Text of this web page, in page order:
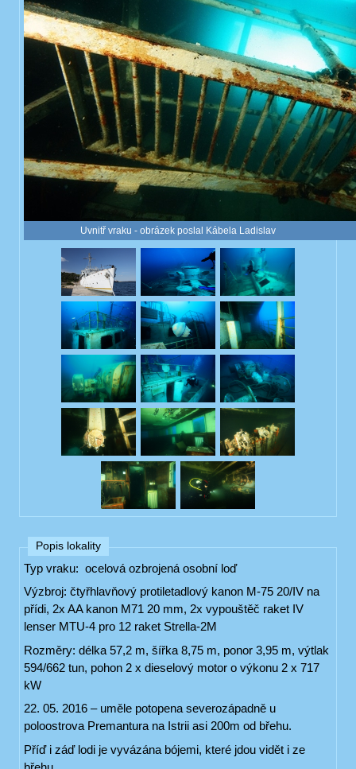
Uvnitř vraku - obrázek poslal Kábela Ladislav
Popis lokality
Typ vraku: ocelová ozbrojená osobní loď
Výzbroj: čtyřhlavňový protiletadlový kanon M-75 20/IV na
přídi, 2x AA kanon M71 20 mm, 2x vypouštěč raket IV
lenser MTU-4 pro 12 raket Strella-2M
Rozměry: délka 57,2 m, šířka 8,75 m, ponor 3,95 m, výtlak
594/662 tun, pohon 2 x dieselový motor o výkonu 2 x 717
kW
22. 05. 2016 – uměle potopena severozápadně u
poloostrova Premantura na Istrii asi 200m od břehu.
Příď i záď lodi je vyvázána bójemi, které jdou vidět i ze